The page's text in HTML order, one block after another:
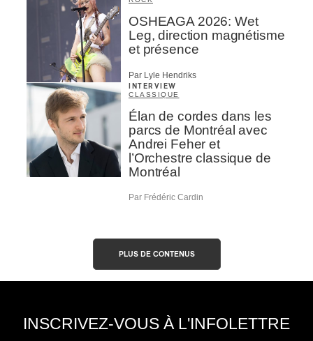
OSHEAGA 2026: Wet
Leg, direction magnétisme
et présence
Par Lyle Hendriks
INTERVIEW
CLASSIQUE
Élan de cordes dans les
parcs de Montréal avec
Andrei Feher et
l’Orchestre classique de
Montréal
Par Frédéric Cardin
PLUS DE CONTENUS
INSCRIVEZ-VOUS À L'INFOLETTRE